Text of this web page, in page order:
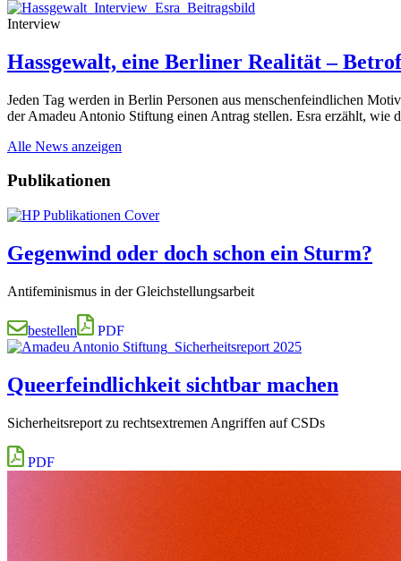
Interview
Hassgewalt, eine Berliner Realität –
Jeden Tag werden in Berlin Personen aus menschenfeindlichen
der Amadeu Antonio Stiftung einen Antrag stellen. Esra erzählt, wie
Alle News anzeigen
Publikationen
Gegenwind oder doch schon ein Sturm?
Antifeminismus in der Gleichstellungsarbeit
bestellen PDF
Queerfeindlichkeit sichtbar machen
Sicherheitsreport zu rechtsextremen Angriffen auf CSDs
PDF